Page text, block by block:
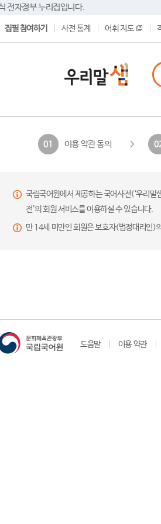
전자정부 누리집입니다.
집필 참여하기 사전 통계 어휘 지도
01 이용 약관 동의
국립국어원에서 제공하는 국어사전(‘우리말
전’의 회원 서비스를 이용하실 수 있습니다.
만 14세 미만인 회원은 보호자(법정대리인)
도움말 이용 약관